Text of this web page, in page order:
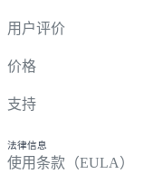
用户评价
价格
支持
法律信息
使用条款（EULA）